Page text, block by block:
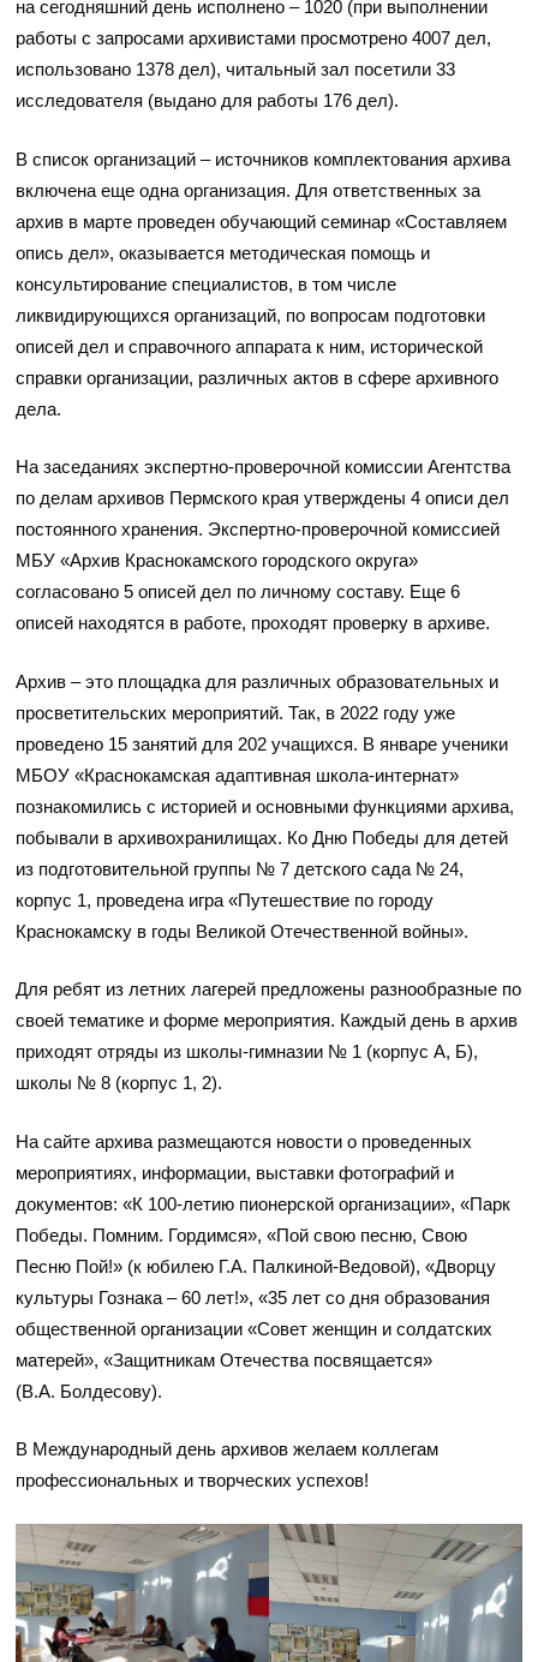
на сегодняшний день исполнено – 1020 (при выполнении
работы с запросами архивистами просмотрено 4007 дел,
использовано 1378 дел), читальный зал посетили 33
исследователя (выдано для работы 176 дел).
В список организаций – источников комплектования архива
включена еще одна организация. Для ответственных за
архив в марте проведен обучающий семинар «Составляем
опись дел», оказывается методическая помощь и
консультирование специалистов, в том числе
ликвидирующихся организаций, по вопросам подготовки
описей дел и справочного аппарата к ним, исторической
справки организации, различных актов в сфере архивного
дела.
На заседаниях экспертно-проверочной комиссии Агентства
по делам архивов Пермского края утверждены 4 описи дел
постоянного хранения. Экспертно-проверочной комиссией
МБУ «Архив Краснокамского городского округа»
согласовано 5 описей дел по личному составу. Еще 6
описей находятся в работе, проходят проверку в архиве.
Архив – это площадка для различных образовательных и
просветительских мероприятий. Так, в 2022 году уже
проведено 15 занятий для 202 учащихся. В январе ученики
МБОУ «Краснокамская адаптивная школа-интернат»
познакомились с историей и основными функциями архива,
побывали в архивохранилищах. Ко Дню Победы для детей
из подготовительной группы № 7 детского сада № 24,
корпус 1, проведена игра «Путешествие по городу
Краснокамску в годы Великой Отечественной войны».
Для ребят из летних лагерей предложены разнообразные по
своей тематике и форме мероприятия. Каждый день в архив
приходят отряды из школы-гимназии № 1 (корпус А, Б),
школы № 8 (корпус 1, 2).
На сайте архива размещаются новости о проведенных
мероприятиях, информации, выставки фотографий и
документов: «К 100-летию пионерской организации», «Парк
Победы. Помним. Гордимся», «Пой свою песню, Свою
Песню Пой!» (к юбилею Г.А. Палкиной-Ведовой), «Дворцу
культуры Гознака – 60 лет!», «35 лет со дня образования
общественной организации «Совет женщин и солдатских
матерей», «Защитникам Отечества посвящается»
(В.А. Болдесову).
В Международный день архивов желаем коллегам
профессиональных и творческих успехов!